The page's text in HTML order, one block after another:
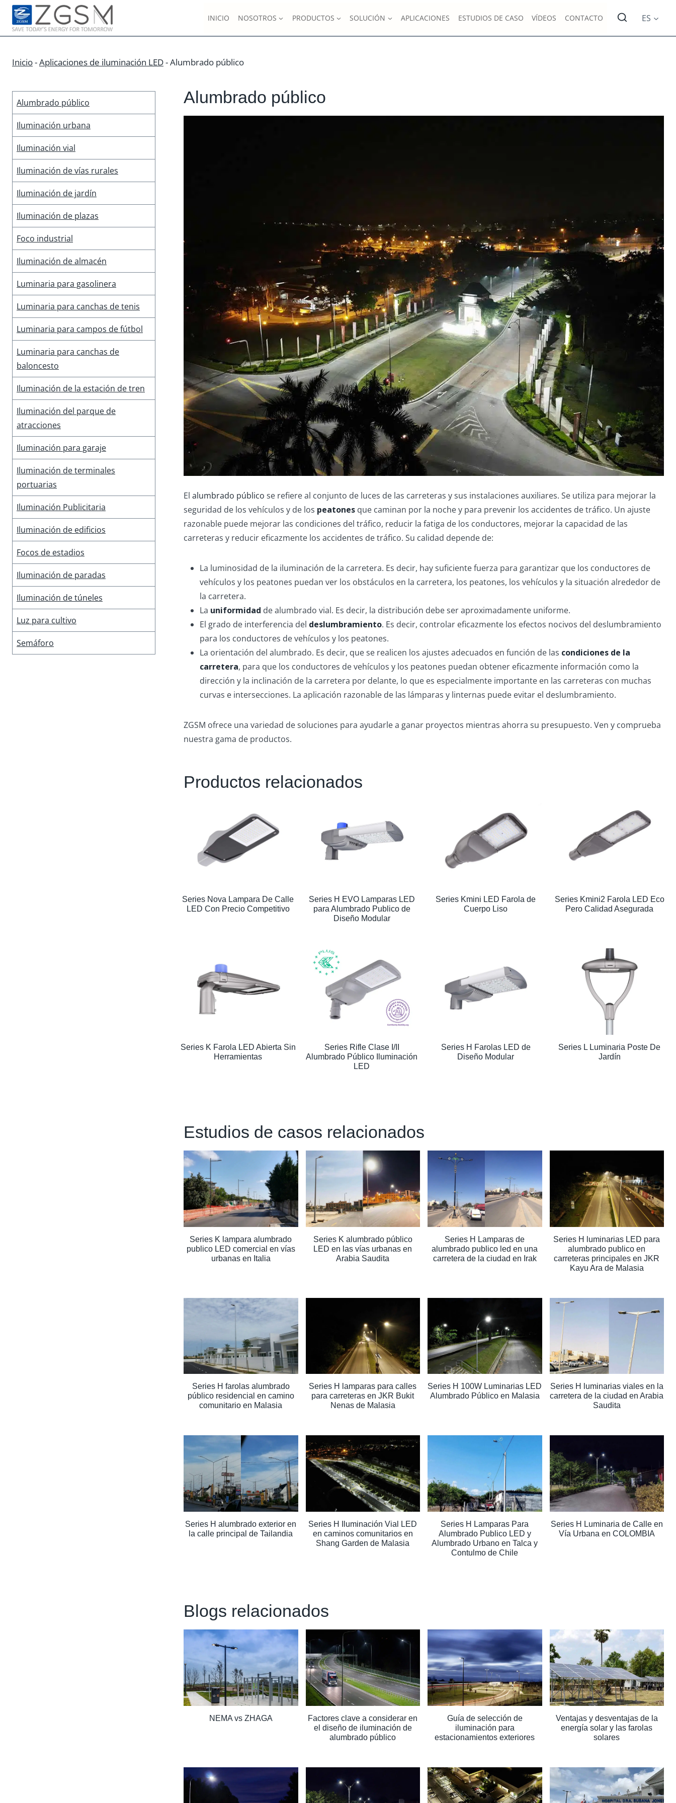
Skip
content
INICIO NOSOTROS PRODUCTOS SOLUCIÓN APLICACIONES ESTUDIOS DE CASO VÍDEOS CONTACTO ES
Inicio-Aplicaciones de iluminación LED-Alumbrado público
Alumbrado público
Elalumbrado público se refiere al conjunto de luces de las carreteras y sus instalaciones auxiliares. Se utiliza para mejorar la
seguridad de los vehículos y de los peatones que caminan por la noche y para prevenir los accidentes de tráfico. Un ajuste
razonable puede mejorar las condiciones del tráfico, reducir la fatiga de los conductores, mejorar la capacidad de las
carreteras y reducir eficazmente los accidentes de tráfico. Su calidad depende de:
La luminosidad de la iluminación de la carretera. Es decir, hay suficiente fuerza para garantizar que los conductores de
vehículos y los peatones puedan ver los obstáculos en la carretera, los peatones, los vehículos y la situación alrededor de
la carretera.
La uniformidad de alumbrado vial. Es decir, la distribución debe ser aproximadamente uniforme.
El grado de interferencia del deslumbramiento. Es decir, controlar eficazmente los efectos nocivos del deslumbramiento
para los conductores de vehículos y los peatones.
La orientación del alumbrado. Es decir, que se realicen los ajustes adecuados en función de las condiciones de la
carretera, para que los conductores de vehículos y los peatones puedan obtener eficazmente información como la
dirección y la inclinación de la carretera por delante, lo que es especialmente importante en las carreteras con muchas
curvas e intersecciones. La aplicación razonable de las lámparas y linternas puede evitar el deslumbramiento.
ZGSM ofrece una variedad de soluciones para ayudarle a ganar proyectos mientras ahorra su presupuesto. Ven y comprueba
nuestra gama de productos.
Productos relacionados
Series Nova Lampara De Calle
LED Con Precio Competitivo
Series H EVO Lamparas LED
para Alumbrado Publico de
Diseño Modular
Series Kmini LED Farola de
Cuerpo Liso
Series Kmini2 Farola LED Eco
Pero Calidad Asegurada
Series K Farola LED Abierta Sin
Herramientas
Series Rifle Clase I/II
Alumbrado Público Iluminación
LED
Series H Farolas LED de
Diseño Modular
Series L Luminaria Poste De
Jardín
Estudios de casos relacionados
Series K lampara alumbrado
publico LED comercial en vías
urbanas en Italia
Series K alumbrado público
LED en las vías urbanas en
Arabia Saudita
Series H Lamparas de
alumbrado publico led en una
carretera de la ciudad en Irak
Series H luminarias LED para
alumbrado publico en
carreteras principales en JKR
Kayu Ara de Malasia
Series H farolas alumbrado
público residencial en camino
comunitario en Malasia
Series H lamparas para calles
para carreteras en JKR Bukit
Nenas de Malasia
Series H 100W Luminarias LED
Alumbrado Público en Malasia
Series H luminarias viales en la
carretera de la ciudad en Arabia
Saudita
Series H alumbrado exterior en
la calle principal de Tailandia
Series H Iluminación Vial LED
en caminos comunitarios en
Shang Garden de Malasia
Series H Lamparas Para
Alumbrado Publico LED y
Alumbrado Urbano en Talca y
Contulmo de Chile
Series H Luminaria de Calle en
Vía Urbana en COLOMBIA
Blogs relacionados
NEMA vs ZHAGA
Factores clave a considerar en
el diseño de iluminación de
alumbrado público
Guía de selección de
iluminación para
estacionamientos exteriores
Ventajas y desventajas de la
energía solar y las farolas
solares
Alumbrado público
Iluminación urbana
Iluminación vial
Iluminación de vías rurales
Iluminación de jardín
Iluminación de plazas
Foco industrial
Iluminación de almacén
Luminaria para gasolinera
Luminaria para canchas de tenis
Luminaria para campos de fútbol
Luminaria para canchas de
baloncesto
Iluminación de la estación de tren
Iluminación del parque de
atracciones
Iluminación para garaje
Iluminación de terminales
portuarias
Iluminación Publicitaria
Iluminación de edificios
Focos de estadios
Iluminación de paradas
Iluminación de túneles
Luz para cultivo
Semáforo